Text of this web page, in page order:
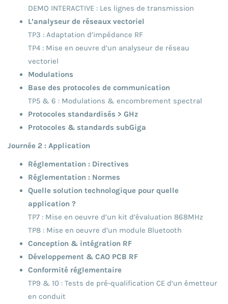
DEMO INTERACTIVE : Les lignes de transmission
L’analyseur de réseaux vectoriel
TP3 : Adaptation d’impédance RF
TP4 : Mise en oeuvre d’un analyseur de réseau
vectoriel
Modulations
Base des protocoles de communication
TP5 & 6 : Modulations & encombrement spectral
Protocoles standardisés > GHz
Protocoles & standards subGiga
Journée 2 : Application
Réglementation : Directives
Réglementation : Normes
Quelle solution technologique pour quelle
application ?
TP7 : Mise en oeuvre d’un kit d’évaluation 868MHz
TP8 : Mise en oeuvre d’un module Bluetooth
Conception & intégration RF
Développement & CAO PCB RF
Conformité réglementaire
TP9 & 10 : Tests de pré-qualification CE d’un émetteur
en conduit